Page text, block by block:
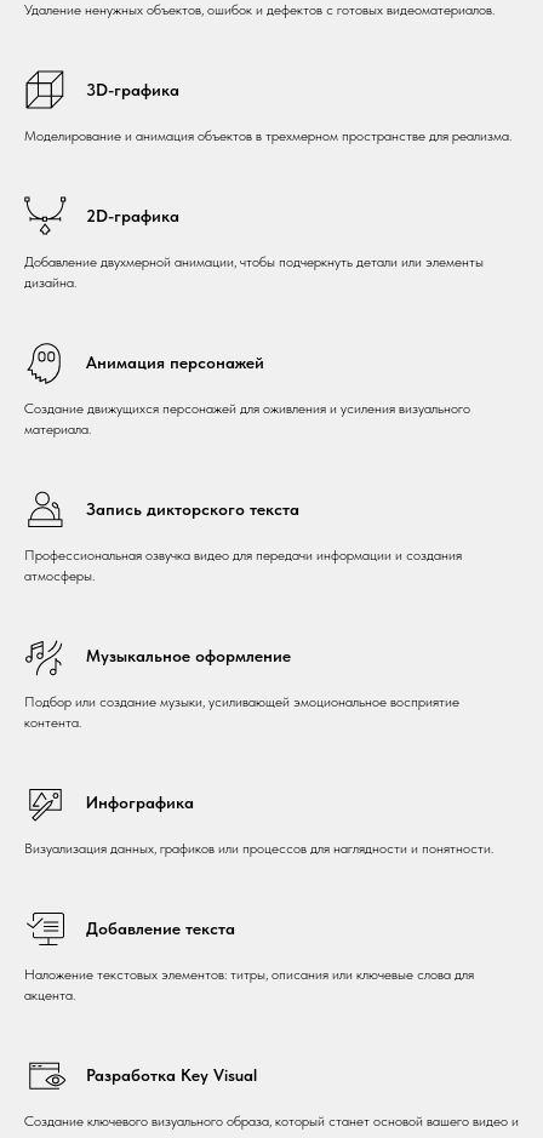
Удаление ненужных объектов, ошибок и дефектов с готовых видеоматериалов.
3D-графика
Моделирование и анимация объектов в трехмерном пространстве для реализма.
2D-графика
Добавление двухмерной анимации, чтобы подчеркнуть детали или элементы
дизайна.
Анимация персонажей
Создание движущихся персонажей для оживления и усиления визуального
материала.
Запись дикторского текста
Профессиональная озвучка видео для передачи информации и создания
атмосферы.
Музыкальное оформление
Подбор или создание музыки, усиливающей эмоциональное восприятие
контента.
Инфографика
Визуализация данных, графиков или процессов для наглядности и понятности.
Добавление текста
Наложение текстовых элементов: титры, описания или ключевые слова для
акцента.
Разработка Key Visual
Создание ключевого визуального образа, который станет основой вашего видео и